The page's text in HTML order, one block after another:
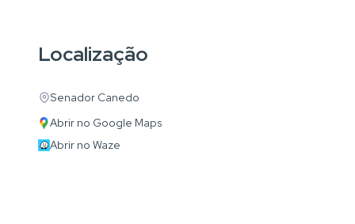
Localização
Senador Canedo
Abrir no Google Maps
Abrir no Waze